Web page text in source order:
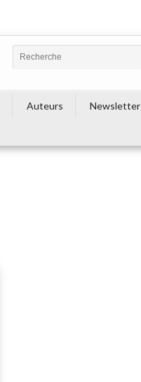
Auteurs
Newsletter